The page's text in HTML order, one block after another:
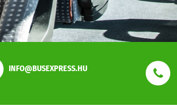
INFO@BUSEXPRESS.HU